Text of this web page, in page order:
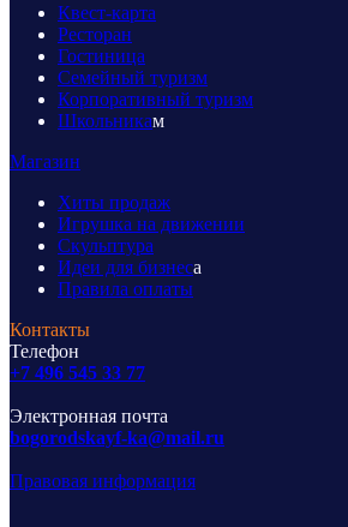
Квест-карта
Ресторан
Гостиница
Семейный туризм
Корпоративный туризм
Школьникам
Магазин
Хиты продаж
Игрушка на движении
Скульптура
Идеи для бизнеса
Правила оплаты
Контакты
Телефон
+7 496 545 33 77
Электронная почта
bogorodskayf-ka@mail.ru
Правовая информация